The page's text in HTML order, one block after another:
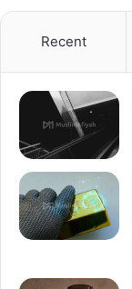
Recent